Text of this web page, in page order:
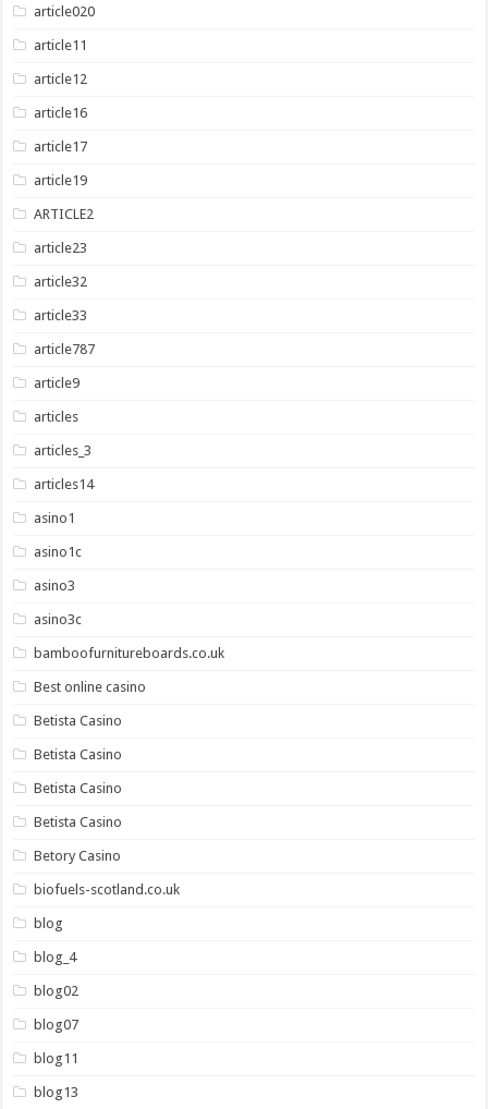
article020
article11
article12
article16
article17
article19
ARTICLE2
article23
article32
article33
article787
article9
articles
articles_3
articles14
asino1
asino1c
asino3
asino3c
bamboofurnitureboards.co.uk
Best online casino
Betista Casino
Betista Casino
Betista Casino
Betista Casino
Betory Casino
biofuels-scotland.co.uk
blog
blog_4
blog02
blog07
blog11
blog13